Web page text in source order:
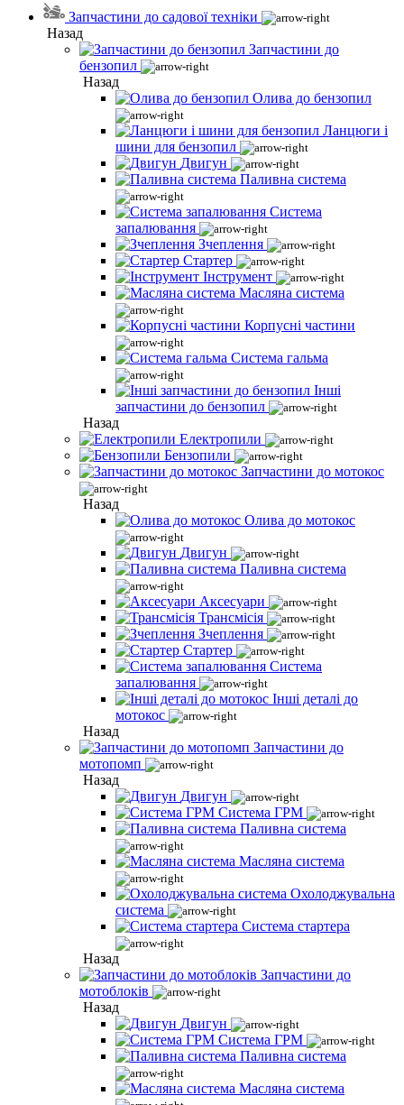
Запчастини до садової техніки
Назад
Запчастини до
бензопил
Назад
Олива до бензопил
Ланцюги і
шини для бензопил
Двигун
Паливна система
Система
запалювання
Зчеплення
Стартер
Інструмент
Масляна система
Корпусні частини
Система гальма
Інші
запчастини до бензопил
Назад
Електропили
Бензопили
Запчастини до мотокос
Назад
Олива до мотокос
Двигун
Паливна система
Аксесуари
Трансмісія
Зчеплення
Стартер
Система
запалювання
Інші деталі до
мотокос
Назад
Запчастини до
мотопомп
Назад
Двигун
Система ГРМ
Паливна система
Масляна система
Охолоджувальна
система
Система стартера
Назад
Запчастини до
мотоблоків
Назад
Двигун
Система ГРМ
Паливна система
Масляна система